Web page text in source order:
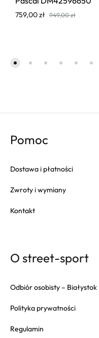
759,00zł 949,00zł
Pomoc
Dostawa i płatności
Zwroty i wymiany
Kontakt
O street-sport
Odbiór osobisty – Białystok
Polityka prywatności
Regulamin